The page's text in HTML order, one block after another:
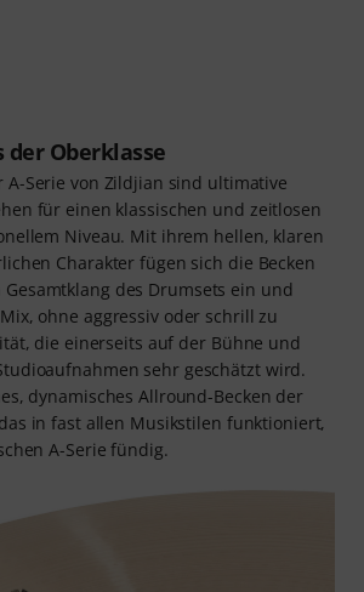
Oberklasse
A-Serie von Zildjian sind ultimative
für einen klassischen und zeitlosen
Niveau. Mit ihrem hellen, klaren
Charakter fügen sich die Becken
des Drumsets ein und
ohne aggressiv oder schrill zu
die einerseits auf der Bühne und
sehr geschätzt wird.
dynamisches Allround-Becken der
in fast allen Musikstilen funktioniert,
A-Serie fündig.